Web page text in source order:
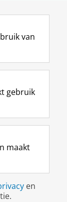
m
Y
o
T
e
k
a
a
van
gebruik
maakt
en